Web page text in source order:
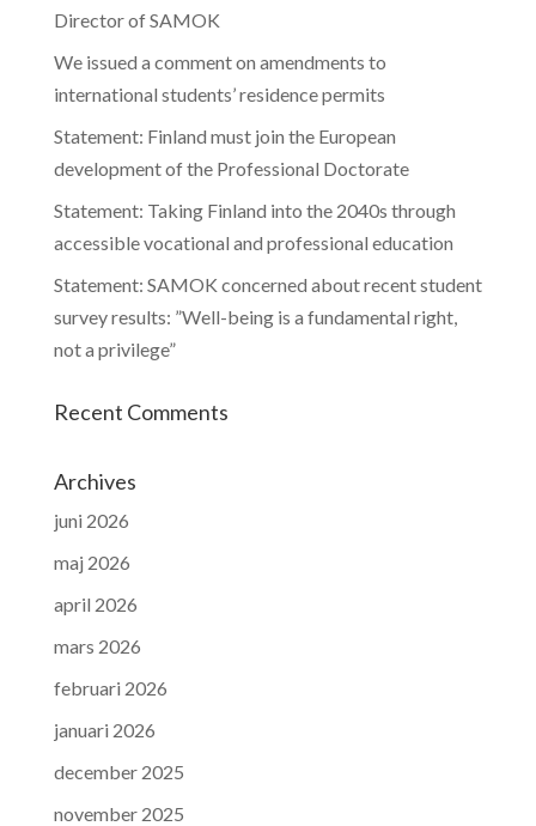
Director of SAMOK
We issued a comment on amendments to
international students’ residence permits
Statement: Finland must join the European
development of the Professional Doctorate
Statement: Taking Finland into the 2040s through
accessible vocational and professional education
Statement: SAMOK concerned about recent student
survey results: ”Well-being is a fundamental right,
not a privilege”
Recent Comments
Archives
juni 2026
maj 2026
april 2026
mars 2026
februari 2026
januari 2026
december 2025
november 2025